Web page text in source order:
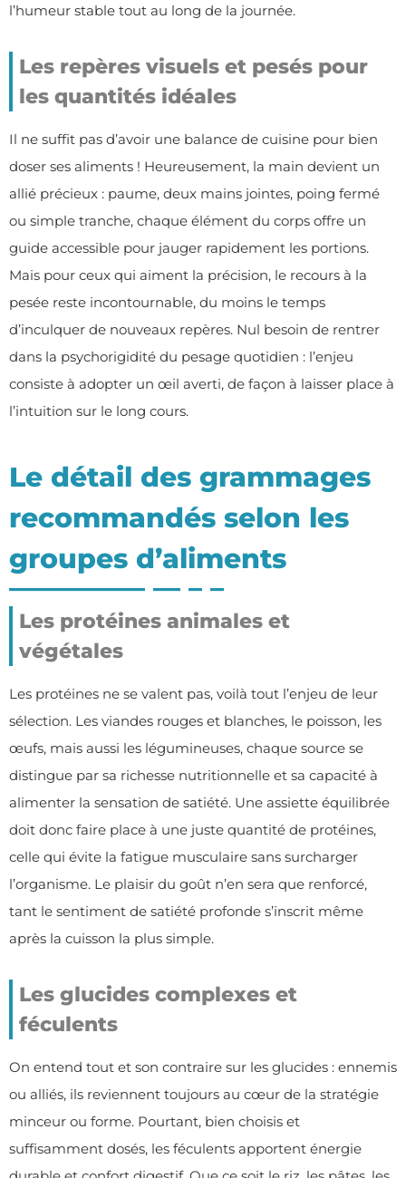
l’humeur stable tout au long de la journée.
Les repères visuels et pesés pour
les quantités idéales
Il ne suffit pas d’avoir une balance de cuisine pour bien
doser ses aliments ! Heureusement, la main devient un
allié précieux : paume, deux mains jointes, poing fermé
ou simple tranche, chaque élément du corps offre un
guide accessible pour jauger rapidement les portions.
Mais pour ceux qui aiment la précision, le recours à la
pesée reste incontournable, du moins le temps
d’inculquer de nouveaux repères. Nul besoin de rentrer
dans la psychorigidité du pesage quotidien : l’enjeu
consiste à adopter un œil averti, de façon à laisser place à
l’intuition sur le long cours.
Le détail des grammages
recommandés selon les
groupes d’aliments
Les protéines animales et
végétales
Les protéines ne se valent pas, voilà tout l’enjeu de leur
sélection. Les viandes rouges et blanches, le poisson, les
œufs, mais aussi les légumineuses, chaque source se
distingue par sa richesse nutritionnelle et sa capacité à
alimenter la sensation de satiété. Une assiette équilibrée
doit donc faire place à une juste quantité de protéines,
celle qui évite la fatigue musculaire sans surcharger
l’organisme. Le plaisir du goût n’en sera que renforcé,
tant le sentiment de satiété profonde s’inscrit même
après la cuisson la plus simple.
Les glucides complexes et
féculents
On entend tout et son contraire sur les glucides : ennemis
ou alliés, ils reviennent toujours au cœur de la stratégie
minceur ou forme. Pourtant, bien choisis et
suffisamment dosés, les féculents apportent énergie